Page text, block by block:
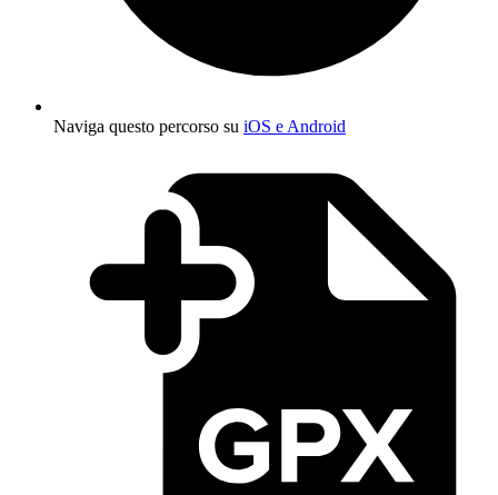
Naviga questo percorso su iOS e Android